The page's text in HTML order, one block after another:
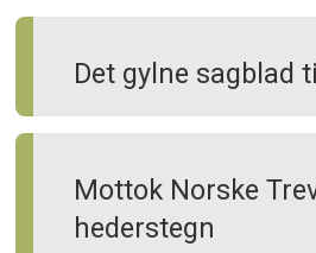
Det gylne sagblad
Mottok Norske
hederstegn